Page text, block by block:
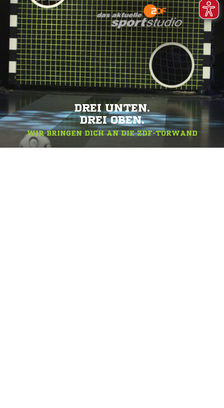
DREI UNTEN.
DREI OBEN.
WIR BRINGEN DICH AN DIE ZDF-TORWAND